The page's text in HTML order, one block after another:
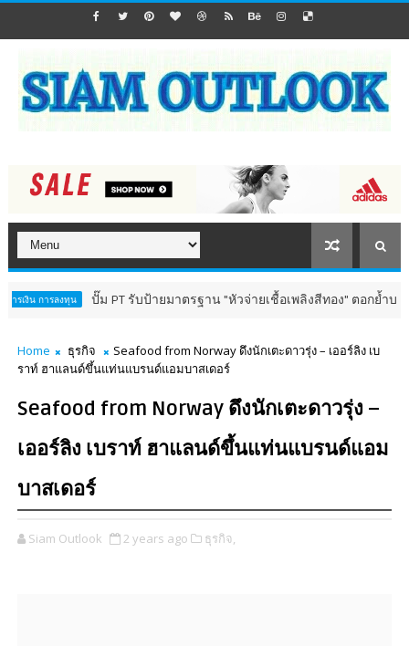
งทุน ปั๊ม PT รับป้ายมาตรฐาน "หัวจ่ายเชื้อเพลิงสีทอง" ตอกย้ำบริการโปร่
Home ธุรกิจ
Seafood from Norway ดึงนักเตะดาวรุ่ง – เออร์ลิง เบ
ราท์ ฮาแลนด์ขึ้นแท่นแบรนด์แอมบาสเดอร์
Seafood from Norway ดึงนักเตะดาวรุ่ง –
เออร์ลิง เบราท์ ฮาแลนด์ขึ้นแท่นแบรนด์แอม
บาสเดอร์
Siam Outlook 2 years ago ธุรกิจ,